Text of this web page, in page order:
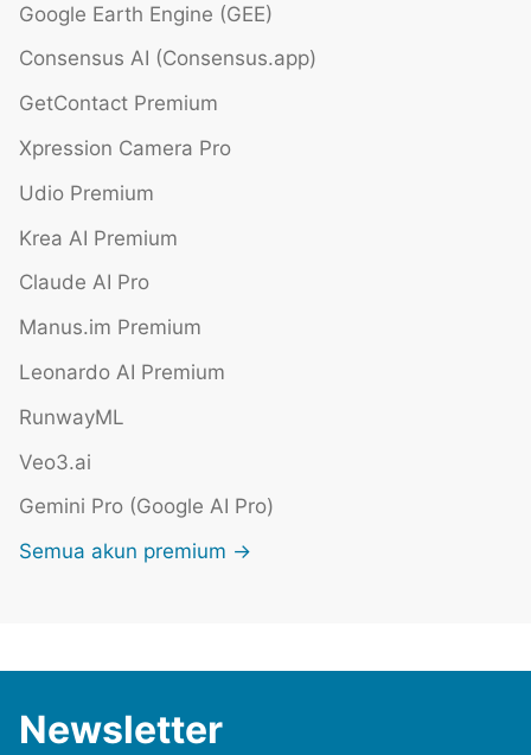
Google Earth Engine (GEE)
Consensus AI (Consensus.app)
GetContact Premium
Xpression Camera Pro
Udio Premium
Krea AI Premium
Claude AI Pro
Manus.im Premium
Leonardo AI Premium
RunwayML
Veo3.ai
Gemini Pro (Google AI Pro)
Semua akun premium →
Newsletter